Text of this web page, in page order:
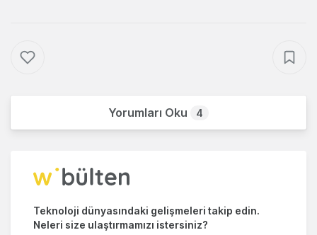
Yorumları Oku 4
Teknoloji dünyasındaki gelişmeleri takip edin.
Neleri size ulaştırmamızı istersiniz?